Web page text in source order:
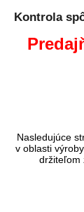
Úvod
oceľovým
Kontrola
Nasledujúce
v oblasti
držiteľom